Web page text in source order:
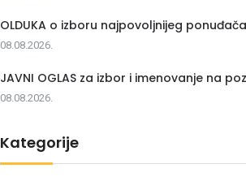
OLDUKA o izboru najpovoljnijeg
08.08.2026.
JAVNI OGLAS za izbor i imenovanje na
08.08.2026.
Kategorije